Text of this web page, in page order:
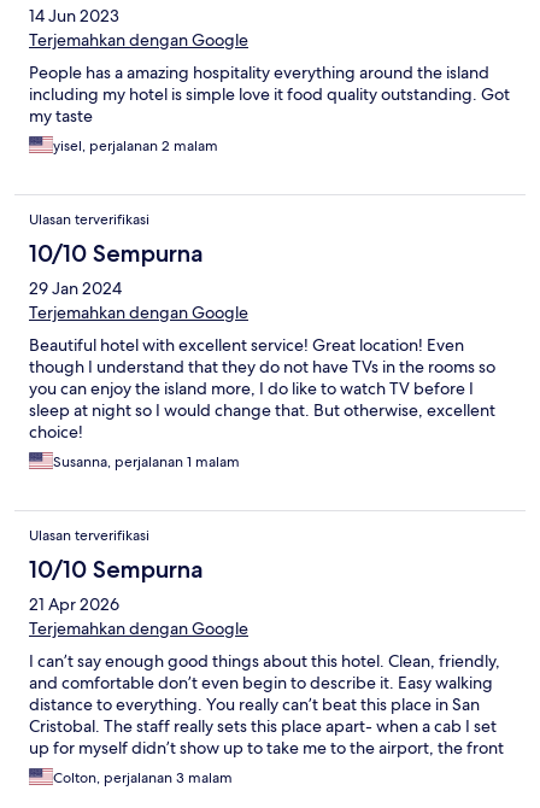
14 Jun 2023
Terjemahkan dengan Google
People has a amazing hospitality everything around the island
including my hotel is simple love it food quality outstanding. Got
my taste
yisel, perjalanan 2 malam
Ulasan terverifikasi
10/10 Sempurna
29 Jan 2024
Terjemahkan dengan Google
Beautiful hotel with excellent service! Great location! Even
though I understand that they do not have TVs in the rooms so
you can enjoy the island more, I do like to watch TV before I
sleep at night so I would change that. But otherwise, excellent
choice!
Susanna, perjalanan 1 malam
Ulasan terverifikasi
10/10 Sempurna
21 Apr 2026
Terjemahkan dengan Google
I can’t say enough good things about this hotel. Clean, friendly,
and comfortable don’t even begin to describe it. Easy walking
distance to everything. You really can’t beat this place in San
Cristobal. The staff really sets this place apart- when a cab I set
up for myself didn’t show up to take me to the airport, the front
desk staff dropped everything they were doing and ran out into
the street to flag a cab down for me. I also forgot my AirPods
Colton, perjalanan 3 malam